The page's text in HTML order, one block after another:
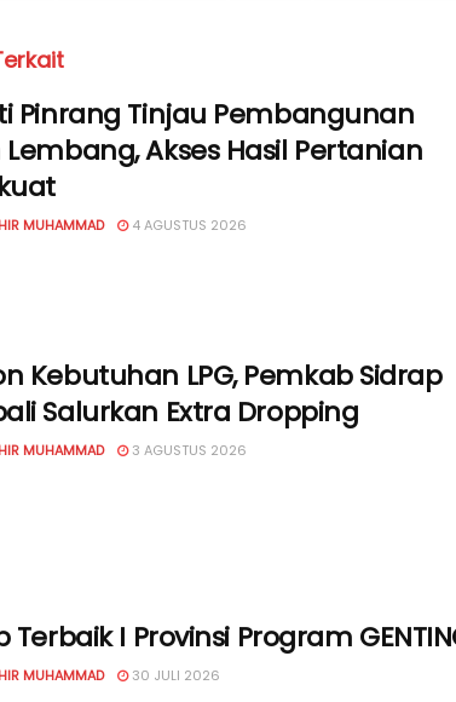
Pinrang Tinjau Pembangunan
Akses Hasil Pertanian
MUHAMMAD 4 AGUSTUS 2026
Kebutuhan LPG, Pemkab Sidrap
Salurkan Extra Dropping
MUHAMMAD 3 AGUSTUS 2026
Terbaik I Provinsi Program
MUHAMMAD 30 JULI 2026